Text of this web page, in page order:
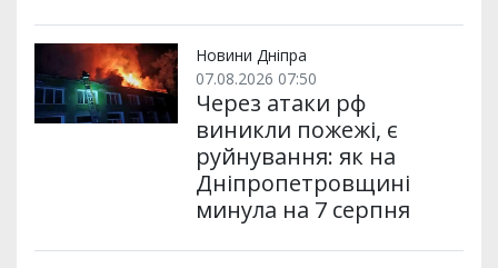
Новини Дніпра
07.08.2026 07:50
Через атаки рф
виникли пожежі, є
руйнування: як на
Дніпропетровщині
минула на 7 серпня